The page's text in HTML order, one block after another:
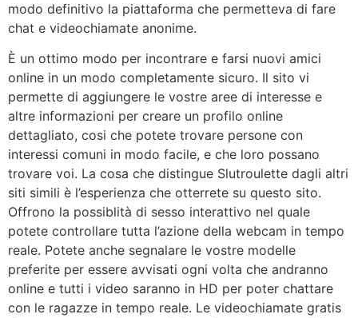
modo definitivo la piattaforma che permetteva di fare
chat e videochiamate anonime.
È un ottimo modo per incontrare e farsi nuovi amici
online in un modo completamente sicuro. Il sito vi
permette di aggiungere le vostre aree di interesse e
altre informazioni per creare un profilo online
dettagliato, cosi che potete trovare persone con
interessi comuni in modo facile, e che loro possano
trovare voi. La cosa che distingue Slutroulette dagli altri
siti simili è l’esperienza che otterrete su questo sito.
Offrono la possiblità di sesso interattivo nel quale
potete controllare tutta l’azione della webcam in tempo
reale. Potete anche segnalare le vostre modelle
preferite per essere avvisati ogni volta che andranno
online e tutti i video saranno in HD per poter chattare
con le ragazze in tempo reale. Le videochiamate gratis